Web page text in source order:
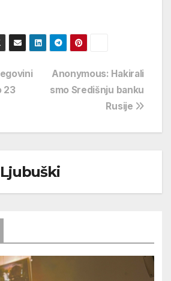
Anonymous: Hakirali
smo Središnju banku
Rusije
23